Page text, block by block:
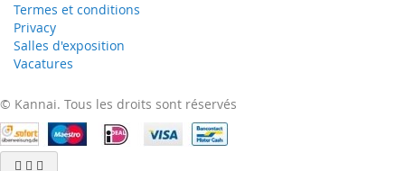
Termes et conditions
Privacy
Salles d'exposition
Vacatures
© Kannai. Tous les droits sont réservés